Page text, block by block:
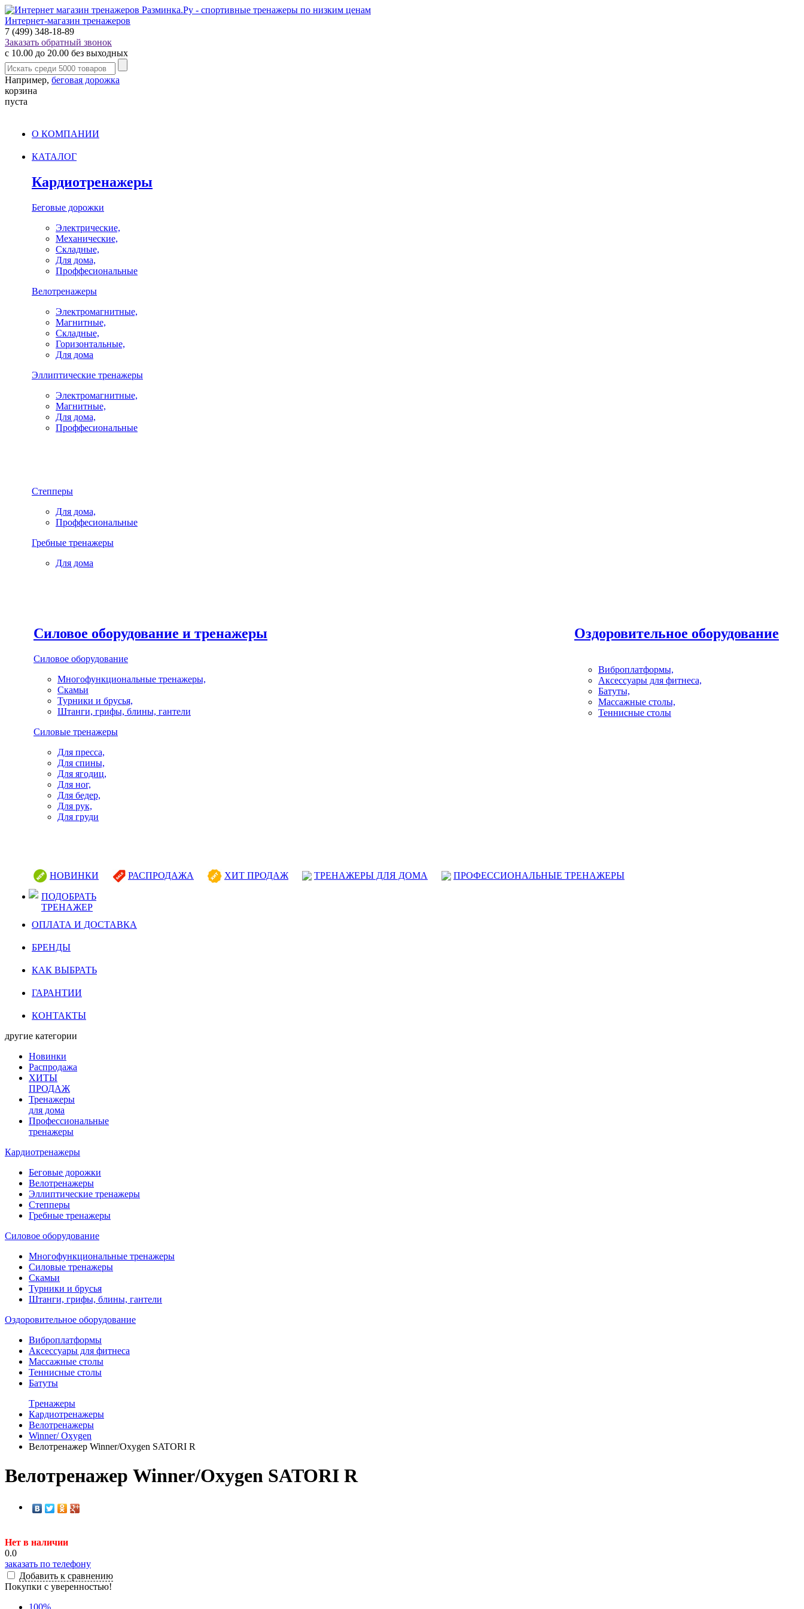
Интернет-магазин тренажеров
7 (499) 348-18-89
Заказать обратный звонок
с 10.00 до 20.00 без выходных
Например, беговая дорожка
корзина
пуста
О КОМПАНИИ
КАТАЛОГ
Кардиотренажеры
Беговые дорожки
Электрические,
Механические,
Складные,
Для дома,
Проффесиональные
Велотренажеры
Электромагнитные,
Магнитные,
Складные,
Горизонтальные,
Для дома
Эллиптические тренажеры
Электромагнитные,
Магнитные,
Для дома,
Проффесиональные
Степперы
Для дома,
Проффесиональные
Гребные тренажеры
Для дома
Силовое оборудование и тренажеры
Силовое оборудование
Многофункциональные тренажеры,
Скамьи
Турники и брусья,
Штанги, грифы, блины, гантели
Силовые тренажеры
Для пресса,
Для спины,
Для ягодиц,
Для ног,
Для бедер,
Для рук,
Для груди
Оздоровительное оборудование
Виброплатформы,
Аксессуары для фитнеса,
Батуты,
Массажные столы,
Теннисные столы
НОВИНКИ РАСПРОДАЖА ХИТ ПРОДАЖ ТРЕНАЖЕРЫ ДЛЯ ДОМА ПРОФЕССИОНАЛЬНЫЕ ТРЕНАЖЕРЫ
ПОДОБРАТЬ
ТРЕНАЖЕР
ОПЛАТА И ДОСТАВКА
БРЕНДЫ
КАК ВЫБРАТЬ
ГАРАНТИИ
КОНТАКТЫ
другие категории
Новинки
Распродажа
ХИТЫ
ПРОДАЖ
Тренажеры
для дома
Профессиональные
тренажеры
Кардиотренажеры
Беговые дорожки
Велотренажеры
Эллиптические тренажеры
Степперы
Гребные тренажеры
Силовое оборудование
Многофункциональные тренажеры
Силовые тренажеры
Скамьи
Турники и брусья
Штанги, грифы, блины, гантели
Оздоровительное оборудование
Виброплатформы
Аксессуары для фитнеса
Массажные столы
Теннисные столы
Батуты
Tренажеры
Кардиотренажеры
Велотренажеры
Winner/ Oxygen
Велотренажер Winner/Oxygen SATORI R
Велотренажер Winner/Oxygen SATORI R
Нет в наличии
0.0
заказать по телефону
Добавить к сравнению
Покупки с уверенностью!
100%